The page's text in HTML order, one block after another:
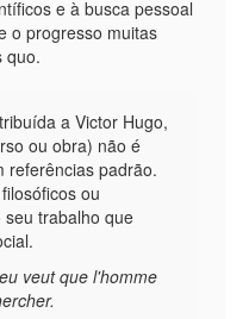
e à busca pessoal
o progresso muitas
quo.
a Victor Hugo,
ou obra) não é
referências padrão.
ou
trabalho que
veut que l'homme